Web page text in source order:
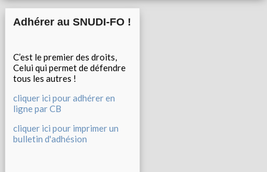
Adhérer au SNUDI-FO !
C’est le premier des droits,
Celui qui permet de défendre
tous les autres !
cliquer ici pour adhérer en
ligne par CB
cliquer ici pour imprimer un
bulletin d'adhésion